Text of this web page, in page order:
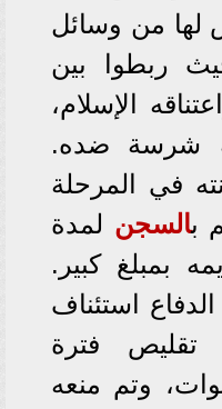
لها من وسائل
حيث ربطوا بين
الإسلام،
شرسة ضده.
في المرحلة
بالسجن لمدة
بمبلغ كبير.
استئناف
فترة
وتم منعه